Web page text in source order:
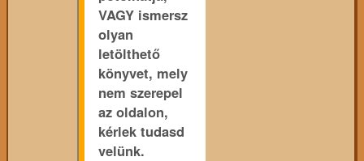
VAGY ismersz
olyan
letölthető
könyvet, mely
nem szerepel
az oldalon,
kérlek tudasd
velünk.